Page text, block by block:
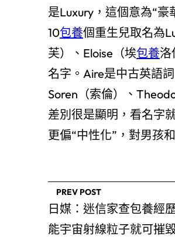
是Luxury，這個意為“豪
10包養個重生兒取名為
芙）、Eloise（埃包養洛
名字。Aire是中古英語
Soren（索倫）、
差別很是顯明，看名字
更偏“中性化”，對男孩
PREV POST
日媒：迷信家查包養經
能宇宙射線粒子就可摧